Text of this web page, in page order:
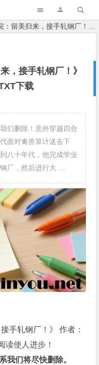
手轧钢厂！》 作者：向往上天 （1-306） TXT下载
，接手轧钢厂！》
下载
们删除！意外穿越四合
面对禽兽算计送去下
八十年代，他完成学业
厂，然后进行大 …
手轧钢厂！》 作者：
读使人进步！
我们将尽快删除。